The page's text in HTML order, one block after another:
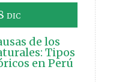
DIC
de los
Tipos
en Perú